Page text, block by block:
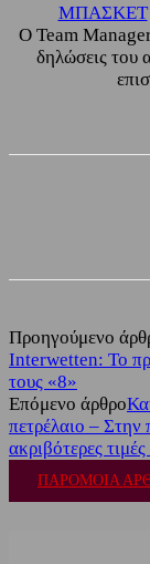
ΜΠΑΣΚΕΤ
Ο Team
δηλώσεις του
Προηγούμενο
Interwetten: Το
τους «8»
Επόμενο άρθρο
πετρέλαιο –
ακριβότερες
ΠΑΡΟΜΟΙΑ